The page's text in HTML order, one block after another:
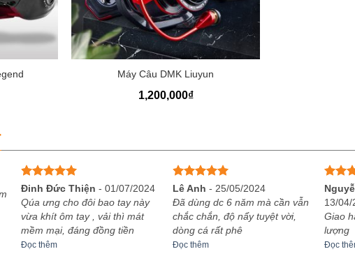
+
Máy Câu DMK Liuyun
1,200,000₫
Được xếp
hạng
sao
Đinh Đức Thiện -01/07/2024
Qúa ưng cho đôi bao tay này
vừa khít ôm tay , vải thì mát
mềm mại, đáng đồng tiền
Đọc thêm
Được xếp
hạng
sao
Lê Anh - 25/05/2024
Đã dùng dc 6 năm mà cần vẫn
chắc chắn, độ nẩy tuyệt vời,
dòng cá rất phê
Đọc thêm
Được
hạng
sao
13/04/
Giao
lượng
Đọc